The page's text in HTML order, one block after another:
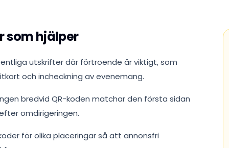
som hjälper
utskrifter där förtroende är viktigt, som
och incheckning av evenemang.
bredvid QR-koden matchar den första sidan
omdirigeringen.
för olika placeringar så att annonsfri